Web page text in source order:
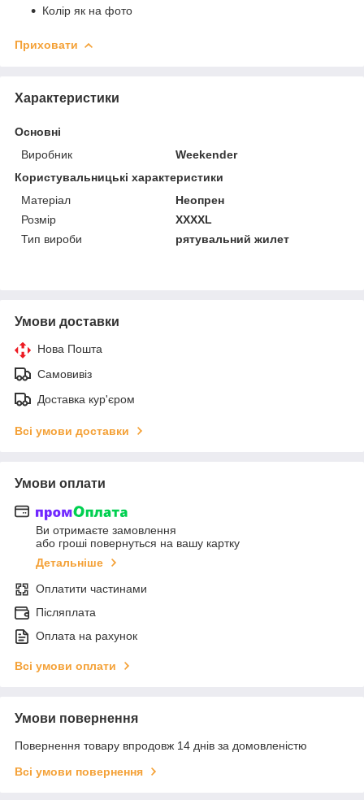
Колір як на фото
Приховати
Характеристики
Основні
Виробник
Weekender
Користувальницькі характеристики
Матеріал
Неопрен
Розмір
XXXXL
Тип вироби
рятувальний жилет
Умови доставки
Нова Пошта
Самовивіз
Доставка кур'єром
Всі умови доставки
Умови оплати
Ви отримаєте замовлення
або гроші повернуться на вашу картку
Детальніше
Оплатити частинами
Післяплата
Оплата на рахунок
Всі умови оплати
Умови повернення
Повернення товару впродовж 14 днів за домовленістю
Всі умови повернення